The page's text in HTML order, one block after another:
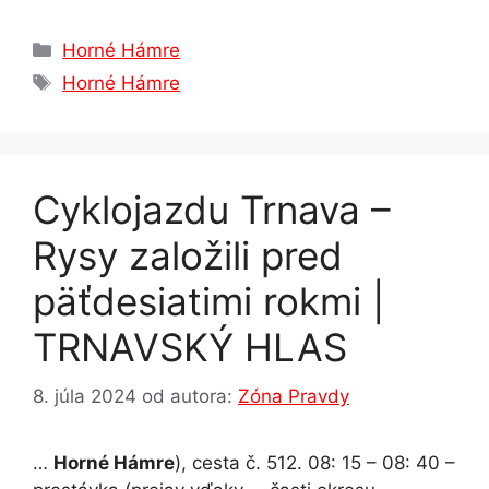
c
e
k
s
s
g
er
at
s
Kategórie
Horné Hámre
Značky
Horné Hámre
Cyklojazdu Trnava –
Rysy založili pred
päťdesiatimi rokmi |
TRNAVSKÝ HLAS
8. júla 2024 od autora: Zóna Pravdy
… Horné Hámre), cesta č. 512. 08: 15 – 08: 40 –